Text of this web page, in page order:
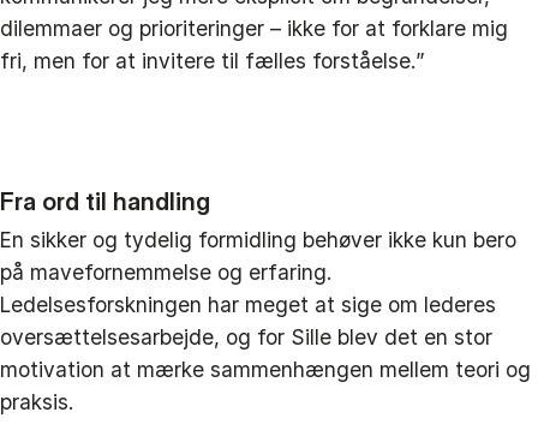
dilemmaer og prioriteringer – ikke for at forklare mig
fri, men for at invitere til fælles forståelse.”
Fra ord til handling
En sikker og tydelig formidling behøver ikke kun bero
på mavefornemmelse og erfaring.
Ledelsesforskningen har meget at sige om lederes
oversættelsesarbejde, og for Sille blev det en stor
motivation at mærke sammenhængen mellem teori og
praksis.